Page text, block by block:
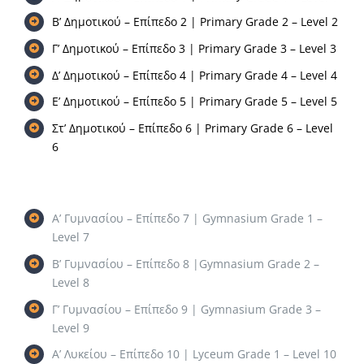
Summer Camp
General Pages
STUDY MEDICINE
Contact Us
Β’ Δημοτικού – Επίπεδο 2 | Primary Grade 2 – Level 2
Γ’ Δημοτικού – Επίπεδο 3 | Primary Grade 3 – Level 3
Δ’ Δημοτικού – Επίπεδο 4 | Primary Grade 4 – Level 4
Ε’ Δημοτικού – Επίπεδο 5 | Primary Grade 5 – Level 5
Στ’ Δημοτικού – Επίπεδο 6 | Primary Grade 6 – Level
6
Α’ Γυμνασίου – Επίπεδο 7 | Gymnasium Grade 1 –
Level 7
Β’ Γυμνασίου – Επίπεδο 8 |Gymnasium Grade 2 –
Level 8
Γ’ Γυμνασίου – Επίπεδο 9 | Gymnasium Grade 3 –
Level 9
Α’ Λυκείου – Επίπεδο 10 | Lyceum Grade 1 – Level 10